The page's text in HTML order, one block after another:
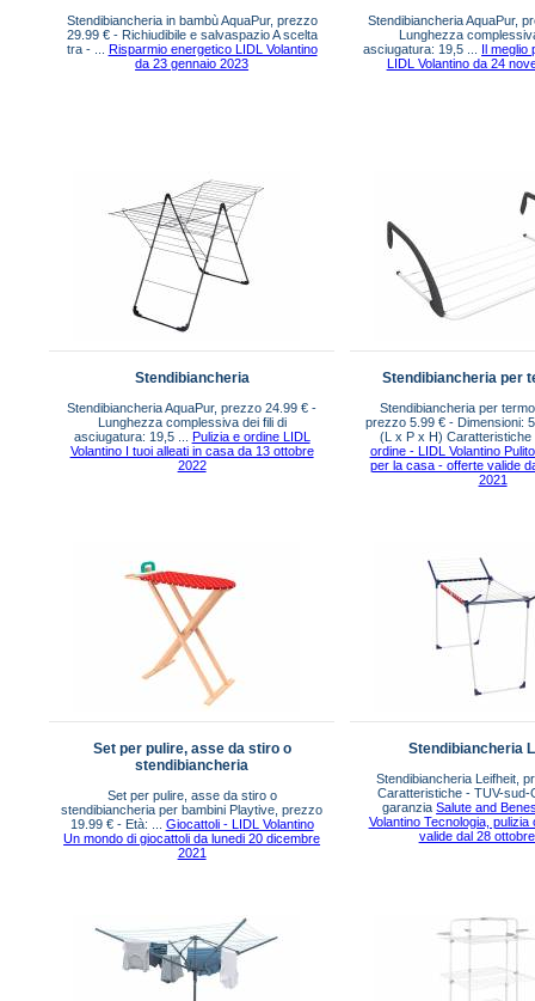
Stendibiancheria in bambù AquaPur, prezzo
29.99 € - Richiudibile e salvaspazio A scelta
tra - ... Risparmio energetico LIDL Volantino
da 23 gennaio 2023
Stendibiancheria AquaPur,
Lunghezza
asciugatura: 19,5 ... Il meglio
LIDL Volantino da 24
Stendibiancheria
Stendibiancheria AquaPur, prezzo 24.99 € -
Lunghezza complessiva dei fili di
asciugatura: 19,5 ... Pulizia e ordine LIDL
Volantino I tuoi alleati in casa da 13 ottobre
2022
Stendibiancheria per
Stendibiancheria per
prezzo 5.99 € - Dimensioni:
(L x P x H)
ordine - LIDL Volantino
per la casa - offerte valide
2021
Set per pulire, asse da stiro o
stendibiancheria
Set per pulire, asse da stiro o
stendibiancheria per bambini Playtive, prezzo
19.99 € - Età: ... Giocattoli - LIDL Volantino
Un mondo di giocattoli da lunedi 20 dicembre
2021
Stendibiancheria
Stendibiancheria Leifheit,
Caratteristiche - TUV-sud-
garanziaSalute and
Volantino Tecnologia,
valide dal 28